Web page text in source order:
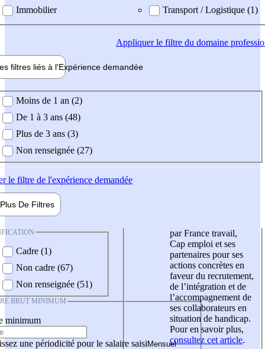
Immobilier
Transport / Logistique (1)
Appliquerle filtre du domaine
filtres liés à l'Expérience demandée
demandée
Moins de 1 an (2)
De 1 à 3 ans (48)
Plus de 3 ans (3)
Non renseignée (27)
le filtre de l'expérience demandée
Plus De Filtres
Cadre (1)
Non cadre (67)
Non renseignée (51)
BRUT MINIMUM
minimum
une périodicité pour le salaire saisi
par France travail,
Cap emploi et ses
partenaires pour ses
actions concrètes en
faveur du recrutement,
de l’intégration et de
l’accompagnement de
ses collaborateurs en
situation de handicap.
Pour en savoir plus,
consultez cet article.